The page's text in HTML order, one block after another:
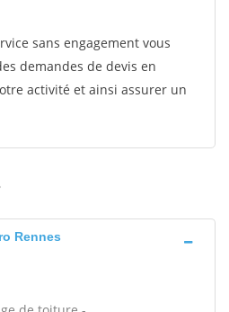
sans engagement vous
demandes de devis en
activité et ainsi assurer un
Rennes